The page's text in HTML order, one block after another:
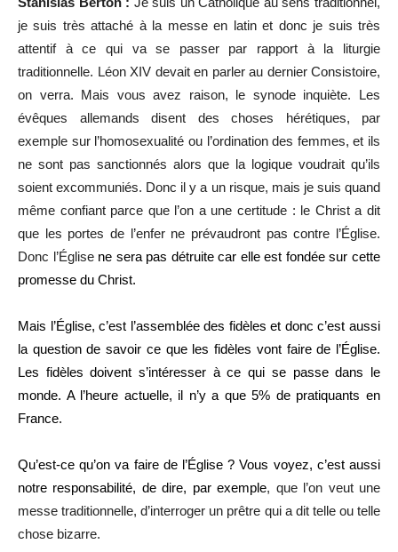
je suis très attaché à la messe en latin et donc je suis très
attentif à ce qui va se passer par rapport à la liturgie
traditionnelle. Léon XIV devait en parler au dernier Consistoire,
on verra. Mais vous avez raison, le synode inquiète. Les
évêques allemands disent des choses hérétiques, par
exemple sur l’homosexualité ou l’ordination des femmes, et ils
ne sont pas sanctionnés alors que la logique voudrait qu’ils
soient excommuniés. Donc il y a un risque, mais je suis quand
même confiant parce que l’on a une certitude : le Christ a dit
que les portes de l’enfer ne prévaudront pas contre l’Église.
Donc l’Église ne sera pas détruite car elle est fondée sur cette
promesse du Christ.
Mais l’Église, c’est l’assemblée des fidèles et donc c’est aussi
la question de savoir ce que les fidèles vont faire de l’Église.
Les fidèles doivent s’intéresser à ce qui se passe dans le
monde. A l’heure actuelle, il n’y a que 5% de pratiquants en
France.
Qu’est-ce qu’on va faire de l’Église ? Vous voyez, c’est aussi
notre responsabilité, de dire, par exemple, que l’on veut une
messe traditionnelle, d’interroger un prêtre qui a dit telle ou telle
chose bizarre.